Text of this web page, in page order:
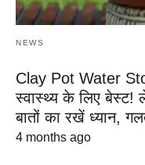
NEWS
Clay Pot Water
स्वास्थ्य के लिए बेस्ट!
बातों का रखें ध्यान,
4 months ago